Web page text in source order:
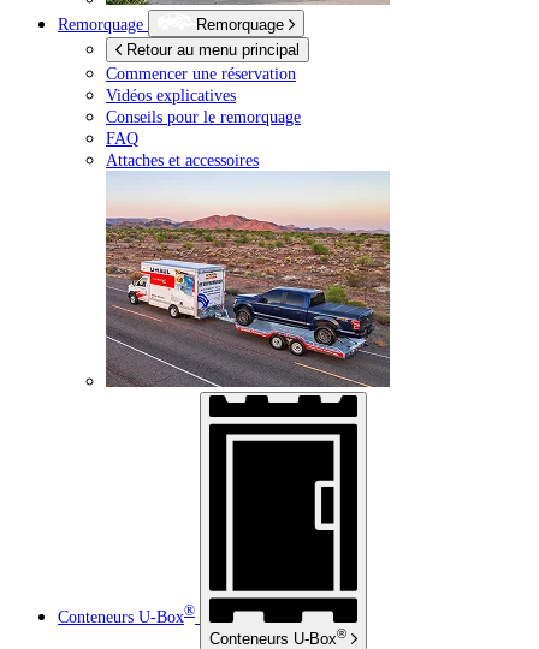
Remorquage
Remorquage
Retour au menu principal
Commencer une réservation
Vidéos explicatives
Conseils pour le remorquage
FAQ
Attaches et accessoires
Conteneurs U-Box®
Conteneurs U-Box®